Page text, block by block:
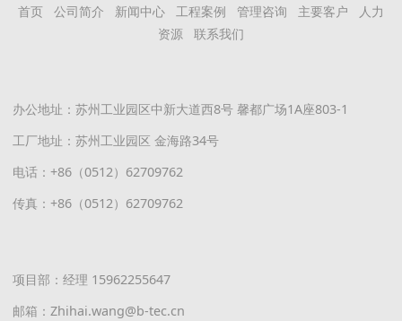
首页 公司简介 新闻中心 工程案例 管理咨询 主要客户
人力
资源
联系我们
办公地址：苏州工业园区中新大道西8号 馨都广场1A座803-1
工厂地址：苏州工业园区 金海路34号
电话：+86（0512）62709762
传真：+86（0512）62709762
项目部：经理 15962255647
邮箱：Zhihai.wang@b-tec.cn